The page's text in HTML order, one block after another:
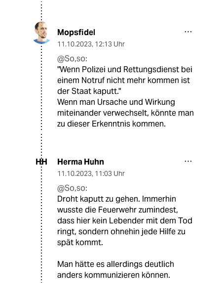
Mopsfidel
11.10.2023, 12:13 Uhr
@So,so:
"Wenn Polizei und Rettungsdienst bei
einem Notruf nicht mehr kommen ist
der Staat kaputt."
Wenn man Ursache und Wirkung
miteinander verwechselt, könnte man
zu dieser Erkenntnis kommen.
HH Herma Huhn
11.10.2023, 11:03 Uhr
@So,so:
Droht kaputt zu gehen. Immerhin
wusste die Feuerwehr zumindest,
dass hier kein Lebender mit dem Tod
ringt, sondern ohnehin jede Hilfe zu
spät kommt.
Man hätte es allerdings deutlich
anders kommunizieren können.